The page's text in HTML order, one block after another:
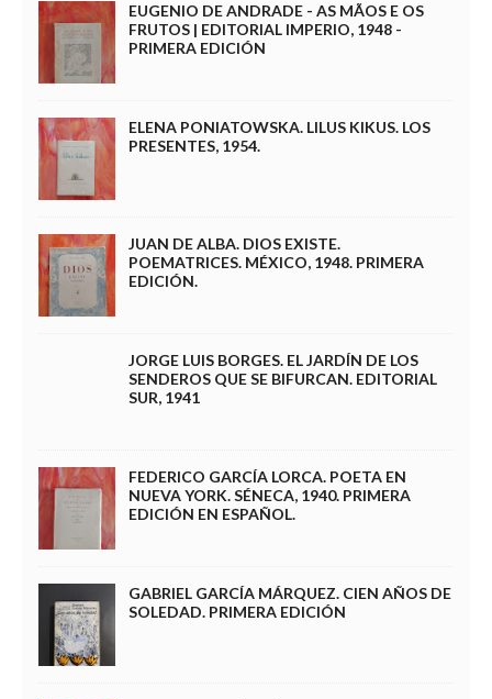
EUGENIO DE ANDRADE - AS MÃOS E OS
FRUTOS | EDITORIAL IMPERIO, 1948 -
PRIMERA EDICIÓN
ELENA PONIATOWSKA. LILUS KIKUS. LOS
PRESENTES, 1954.
JUAN DE ALBA. DIOS EXISTE.
POEMATRICES. MÉXICO, 1948. PRIMERA
EDICIÓN.
JORGE LUIS BORGES. EL JARDÍN DE LOS
SENDEROS QUE SE BIFURCAN. EDITORIAL
SUR, 1941
FEDERICO GARCÍA LORCA. POETA EN
NUEVA YORK. SÉNECA, 1940. PRIMERA
EDICIÓN EN ESPAÑOL.
GABRIEL GARCÍA MÁRQUEZ. CIEN AÑOS DE
SOLEDAD. PRIMERA EDICIÓN